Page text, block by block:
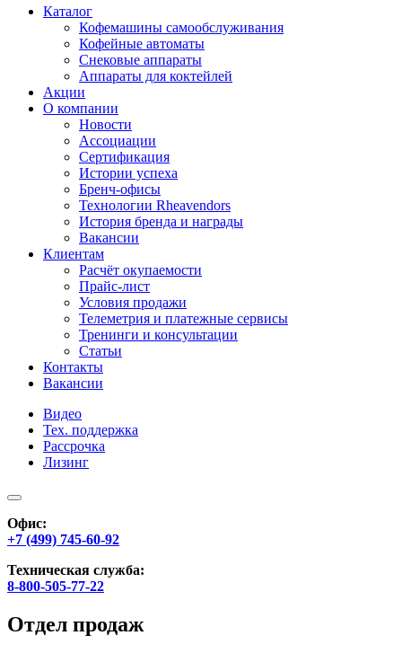
Каталог
Кофемашины самообслуживания
Кофейные автоматы
Снековые аппараты
Аппараты для коктейлей
Акции
О компании
Новости
Ассоциации
Сертификация
Истории успеха
Бренч-офисы
Технологии Rheavendors
История бренда и награды
Вакансии
Клиентам
Расчёт окупаемости
Прайс-лист
Условия продажи
Телеметрия и платежные сервисы
Тренинги и консультации
Статьи
Контакты
Вакансии
Видео
Тех. поддержка
Рассрочка
Лизинг
Офис:
+7 (499) 745-60-92
Техническая служба:
8-800-505-77-22
Отдел продаж